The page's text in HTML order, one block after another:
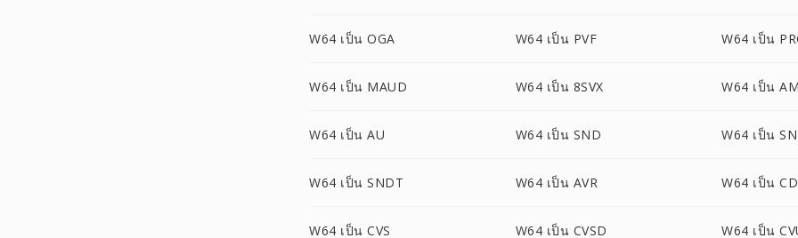
W64 เป็น OGA W64 เป็น PVF W64 เป็น
W64 เป็น MAUD W64 เป็น 8SVX W64 เป็น
W64 เป็น AU W64 เป็น SND W64 เป็น
W64 เป็น SNDT W64 เป็น AVR W64 เป็น
W64 เป็น CVS W64 เป็น CVSD W64 เป็น